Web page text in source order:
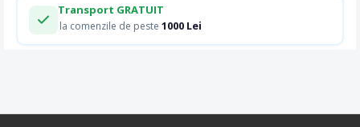
Transport GRATUIT
la comenzile de peste 1000 Lei